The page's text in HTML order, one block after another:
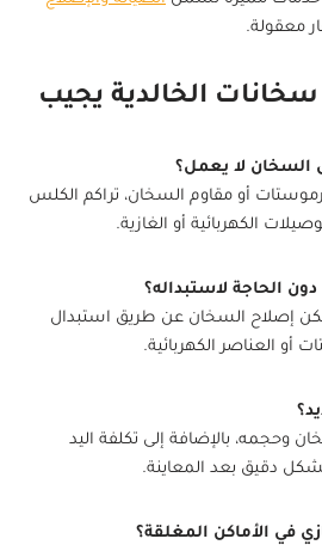
معقولة.
الخالدية يجيب
السخان لا يعمل؟
أو مقاوم السخان، تراكم الكلس
الكهربائية أو الغازية.
الحاجة لاستبداله؟
إصلاح السخان عن طريق استبدال
أو العناصر الكهربائية.
وحجمه، بالإضافة إلى تكلفة اليد
بشكل دقيق بعد المعاينة.
في الأماكن المغلقة؟